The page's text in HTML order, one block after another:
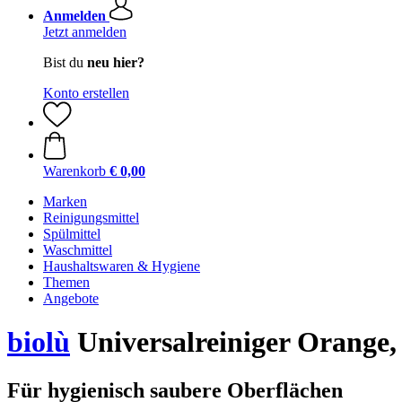
Anmelden
Jetzt anmelden
Bist du neu hier?
Konto erstellen
Warenkorb € 0,00
Marken
Reinigungsmittel
Spülmittel
Waschmittel
Haushaltswaren & Hygiene
Themen
Angebote
biolù Universalreiniger
Für hygienisch saubere Oberflächen